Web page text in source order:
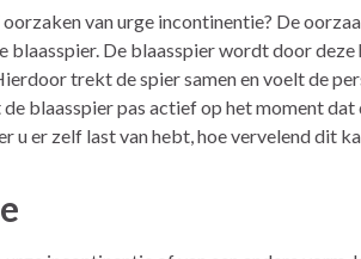
van urge incontinentie? De
blaasspier. De blaasspier wordt door
trekt de spier samen en voelt de
blaasspier pas actief op het moment
u er zelf last van hebt, hoe vervelend dit